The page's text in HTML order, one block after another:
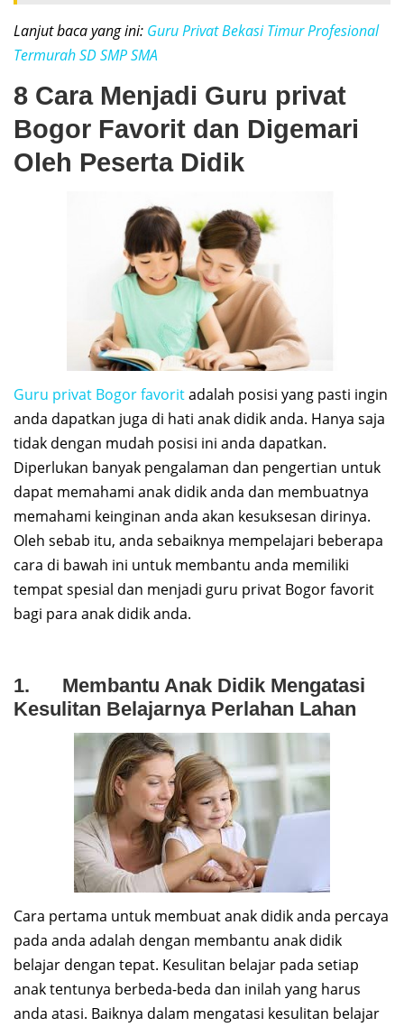
Lanjut baca yang ini: Guru Privat Bekasi Timur Profesional
Termurah SD SMP SMA
8 Cara Menjadi Guru privat
Bogor Favorit dan Digemari
Oleh Peserta Didik
Guru privat Bogor favoritadalah posisi yang pasti ingin
anda dapatkan juga di hati anak didik anda. Hanya saja
tidak dengan mudah posisi ini anda dapatkan.
Diperlukan banyak pengalaman dan pengertian untuk
dapat memahami anak didik anda dan membuatnya
memahami keinginan anda akan kesuksesan dirinya.
Oleh sebab itu, anda sebaiknya mempelajari beberapa
cara di bawah ini untuk membantu anda memiliki
tempat spesial dan menjadi guru privat Bogor favorit
bagi para anak didik anda.
1. Membantu Anak Didik Mengatasi
Kesulitan Belajarnya Perlahan Lahan
Cara pertama untuk membuat anak didik anda percaya
pada anda adalah dengan membantu anak didik
belajar dengan tepat. Kesulitan belajar pada setiap
anak tentunya berbeda-beda dan inilah yang harus
anda atasi. Baiknya dalam mengatasi kesulitan belajar